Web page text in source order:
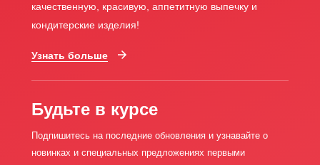
качественную, красивую, аппетитную выпечку и
кондитерские изделия!
Узнать больше
Будьте в курсе
Подпишитесь на последние обновления и узнавайте о
новинках и специальных предложениях первыми